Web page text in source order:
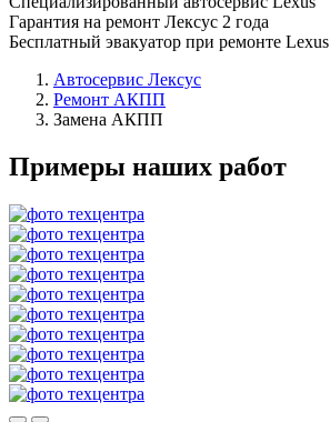
Гарантия на ремонт Лексус 2 года
Бесплатный эвакуатор при ремонте Lexus
Автосервис Лексус
Ремонт АКПП
Замена АКПП
Примеры наших работ